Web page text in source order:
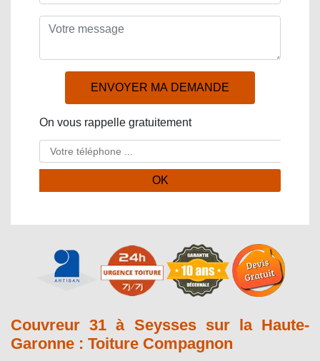
On vous rappelle gratuitement
Couvreur 31 à Seysses sur la Haute-
Garonne : Toiture Compagnon